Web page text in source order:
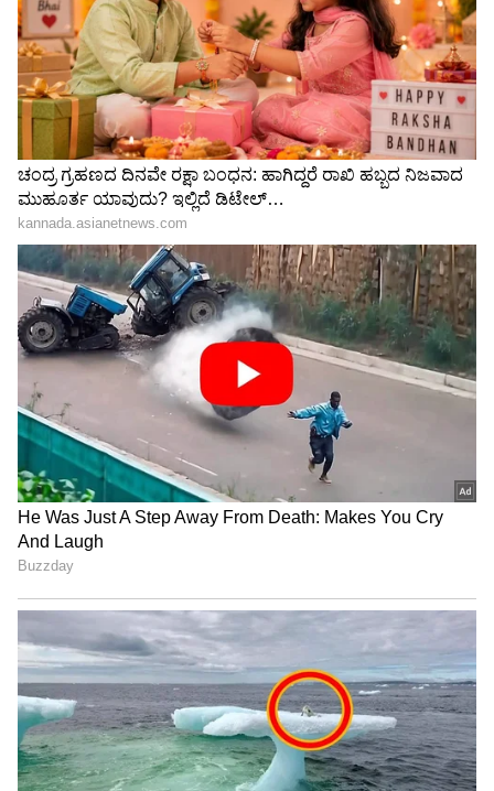
ಮತ್ತೇನಿಲ್ಲ, ಈತನೇ ಸಿಹಿಯ ರಿಯಲ್ ತಂದೆ ಅಂತಿದ್ದಾರೆ ಈ
ಸೀರಿಯಲ್ ಫ್ಯಾನ್ಸ್. ಈ ಸೀರಿಯಲ್ ಪ್ರೋಮೋದಲ್ಲಿ ಒಬ್ಬ
ಕ್ಯೂಟ್ ಗೈ ಎಂಟ್ರಿ ಆಗಿದೆ. ಈ ಡಾ ಮೇಘಶ್ಯಾಮ್ ಸಿಹಿ
ತಂದೆಯೇ ಇರ್ಬೇಕು ಅಂತ ಆಲ್‌ ಮೋಸ್ಟ್ ಎಲ್ಲರೂ ಗೆಸ್‌
ಮಾಡಿದ್ದಾರೆ. ಬಹುಶಃ ಶಾಲಿನಿ-ಮೇಘಶ್ಯಾಮ್ ಅವರಿಗೆ ಸಿಹಿ
ಮಗಳಾಗಿರಬಹುದು. ಮಗು ಮೇಲೆ ಮಮಕಾರ ಇಲ್ಲದ ಶಾಲಿನಿ
ಅದನ್ನು ಅನಂತಲಕ್ಷ್ಮೀಗೆ ಹೇಳಿ ಅನಾಥಾಶ್ರಮಕ್ಕೆ
ನೀಡಿರಬಹುದು. ಆ ವೈದ್ಯರಿಂದಲೇ ಸೀತಾ ಸಿಹಿಯನ್ನು ಪಡೆದು
ತನ್ನ ಮಗಳು ಅಂತ ಸಾಕುತ್ತಿರಬಹುದು. ಒಟ್ಟಿನಲ್ಲಿ ಸಿಹಿ ಜನ್ಮ
ರಹಸ್ಯ ಯಾವಾಗ ಬಯಲಾಗತ್ತೋ ಏನೋ ಎಂದು ವೀಕ್ಷಕರು
ಕಾಯ್ತಿದ್ದಾರೆ.
Shetty speech | Suvarna News
ಶೇ.50 ರಿಂದ ಶೇ.18 ಕ್ಕೆ TAX ಇಳಿಕೆ: ಮೋದಿ-
ಟ್ರಂಪ್ ಐತಿಹಾಸಿಕ ಒಪ್ಪಂದ | India US
Trade Deal | Party Rounds